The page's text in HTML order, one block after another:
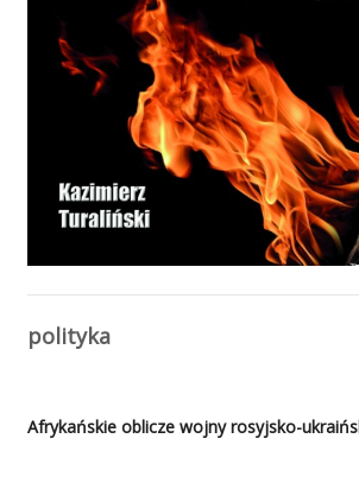
polityka
Afrykańskie oblicze wojny rosyjsko-